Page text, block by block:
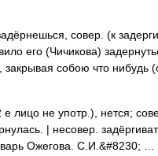
совер. (к
его (Чичикова)
закрывая собою что нибудь
лицо не употр.), нется;
| несовер.
Ожегова. С.И.&#8230; …